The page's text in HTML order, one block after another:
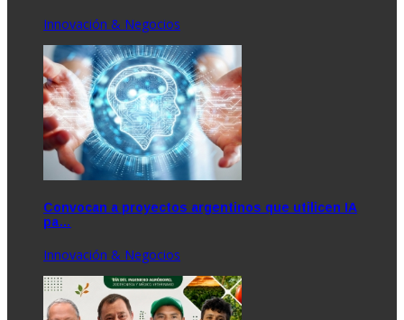
Innovación & Negocios
Convocan a proyectos argentinos que utilicen IA
pa…
Innovación & Negocios